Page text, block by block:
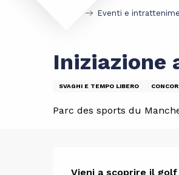
Eventi e
Iniziazione
SVAGHI E TEMPO LIBERO
Parc des sports du
Vieni a scoprire il